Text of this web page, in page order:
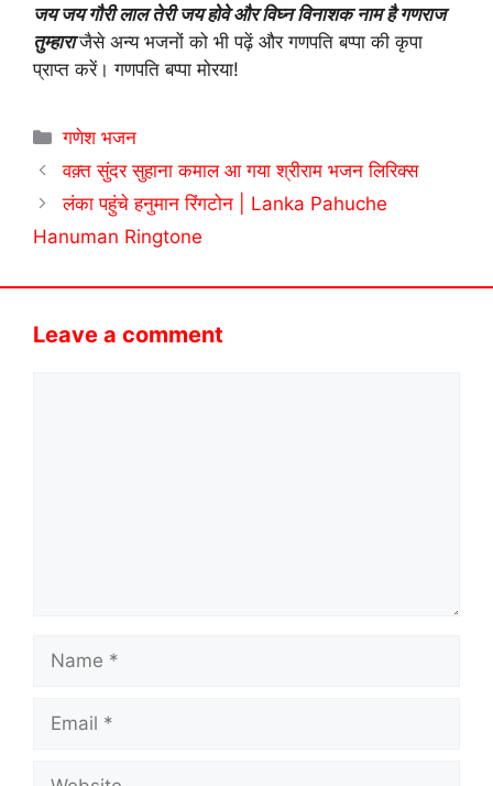
जय जय गौरी लाल तेरी जय होवे और विघ्न विनाशक नाम है गणराज
तुम्हाराजैसे अन्य भजनों को भी पढ़ें और गणपति बप्पा की कृपा
प्राप्त करें। गणपति बप्पा मोरया!
Categories
गणेश भजन
वक़्त सुंदर सुहाना कमाल आ गया श्रीराम भजन लिरिक्स
लंका पहुंचे हनुमान रिंगटोन | Lanka Pahuche
Hanuman Ringtone
Leave a comment
Name
Email
Website